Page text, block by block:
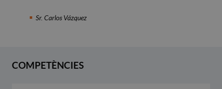
Sr. Carlos Vázquez
COMPETÈNCIES